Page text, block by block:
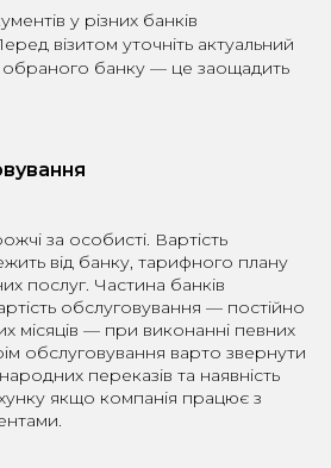
у різних банків
візитом уточніть актуальний
обраного банку — це заощадить
за особисті. Вартість
від банку, тарифного плану
послуг. Частина банків
обслуговування — постійно
місяців — при виконанні певних
обслуговування варто звернути
переказів та наявність
якщо компанія працює з